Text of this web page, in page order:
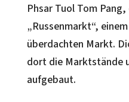
Phsar Tuol Tom
„Russenmarkt“,
überdachten Markt.
dort die Marktstände
aufgebaut.